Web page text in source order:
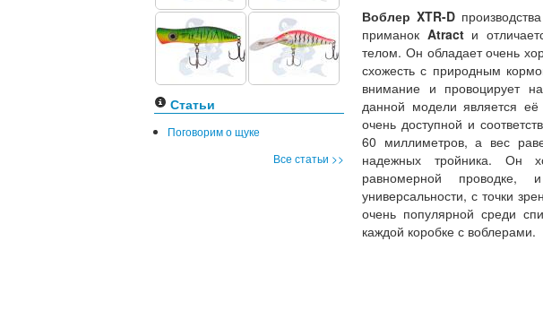
Статьи
Поговорим о щуке
Все статьи >>
Воблер XTR-D
приманок Atractи
телом. Он обладает очень
схожесть с природным
внимание и провоцирует
данной модели является её
очень доступной и
60 миллиметров, а вес
надежных тройника. Он
равномерной
универсальности, с точки
очень популярной среди
каждой коробке с воблерами.